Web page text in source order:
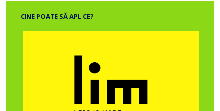
CINE POATE SĂ APLICE?